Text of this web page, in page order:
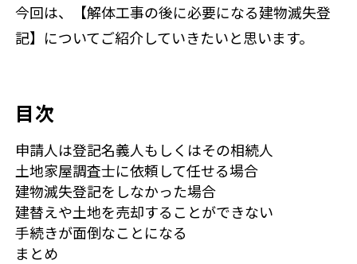
今回は、【解体工事の後に必要になる建物滅失登
記】についてご紹介していきたいと思います。
目次
申請人は登記名義人もしくはその相続人
土地家屋調査士に依頼して任せる場合
建物滅失登記をしなかった場合
建替えや土地を売却することができない
手続きが面倒なことになる
まとめ